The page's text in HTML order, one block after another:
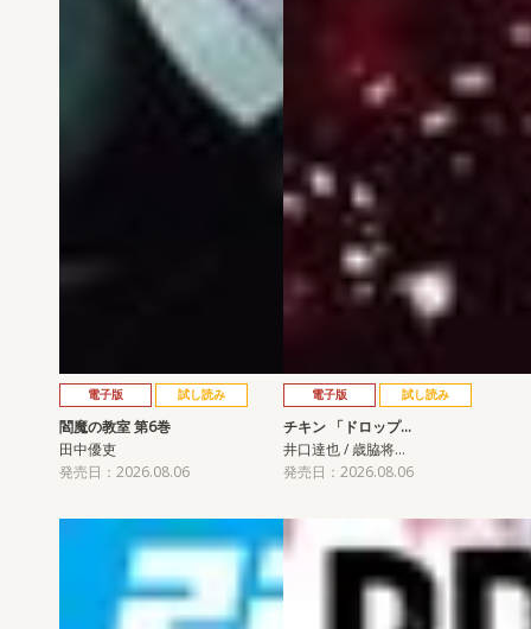
電子版 試し読み
閻魔の教室 第6巻
田中優吏
発売日：2026.08.06
電子版 試し読み
チキン 「ドロップ…
井口達也 / 歳脇将…
発売日：2026.08.06